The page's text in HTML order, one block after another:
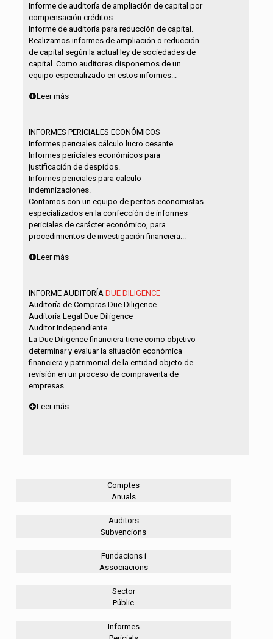
Informe de auditoría de ampliación de capital por
compensación créditos.
Informe de auditoría para reducción de capital.
Realizamos informes de ampliación o reducción
de capital según la actual ley de sociedades de
capital. Como auditores disponemos de un
equipo especializado en estos informes...
Leer más
INFORMES PERICIALES ECONÓMICOS
Informes periciales cálculo lucro cesante.
Informes periciales económicos para
justificación de despidos.
Informes periciales para calculo
indemnizaciones.
Contamos con un equipo de peritos economistas
especializados en la confección de informes
periciales de carácter económico, para
procedimientos de investigación financiera...
Leer más
INFORME AUDITORÍA DUE DILIGENCE
Auditoría de Compras Due Diligence
Auditoría Legal Due Diligence
Auditor Independiente
La Due Diligence financiera tiene como objetivo
determinar y evaluar la situación económica
financiera y patrimonial de la entidad objeto de
revisión en un proceso de compraventa de
empresas...
Leer más
Comptes
Anuals
Auditors
Subvencions
Fundacions i
Associacions
Sector
Públic
Informes